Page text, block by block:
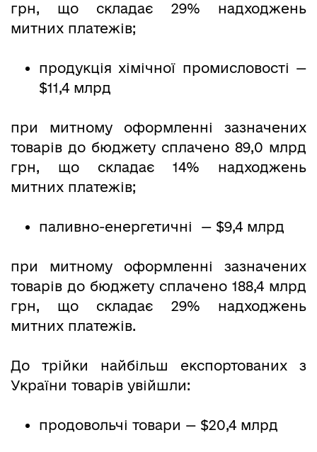
грн, що складає 29% надходжень
митних платежів;
продукція хімічної промисловості —
$11,4 млрд
при митному оформленні зазначених
товарів до бюджету сплачено 89,0 млрд
грн, що складає 14% надходжень
митних платежів;
паливно-енергетичні — $9,4 млрд
при митному оформленні зазначених
товарів до бюджету сплачено 188,4 млрд
грн, що складає 29% надходжень
митних платежів.
До трійки найбільш експортованих з
України товарів увійшли:
продовольчі товари — $20,4 млрд